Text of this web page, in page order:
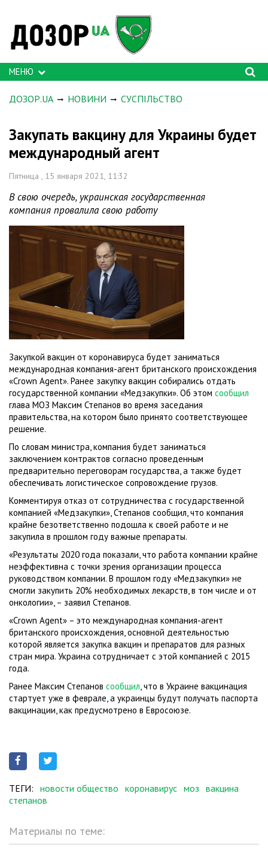
МЕНЮ
ДОЗОР.UA НОВИНИ СУСПІЛЬСТВО
Закупать вакцину для Украины будет
международный агент
Пятница , 15 января 2021, 11:32
В свою очередь, украинская государственная
компания провалила свою работу
Закупкой вакцин от коронавируса будет заниматься
международная компания-агент британского происхождения
«Crown Agent». Ранее закупку вакцин собирались отдать
государственной компании «Медзакупки». Об этом сообщил
глава МОЗ Максим Степанов во время заседания
правительства, на котором было принято соответствующее
решение.
По словам министра, компания будет заниматься
заключением контрактов согласно проведенным
предварительно переговорам государства, а также будет
обеспечивать логистическое сопровождение грузов.
Комментируя отказ от сотрудничества с государственной
компанией «Медзакупки», Степанов сообщил, что компания
крайне безответственно подошла к своей работе и не
закупила в прошлом году важные препараты.
«Результаты 2020 года показали, что работа компании крайне
неэффективна с точки зрения организации процесса
руководством компании. В прошлом году «Медзакупки» не
смогли закупить 20% необходимых лекарств, в том числе и от
онкологии», – заявил Степанов.
«Crown Agent» – это международная компания-агент
британского происхождения, основной деятельностью
которой является закупка вакцин и препаратов для разных
стран мира. Украина сотрудничает с этой компанией с 2015
года.
Ранее Максим Степанов сообщил, что в Украине вакцинация
стартует уже в феврале, а украинцы будут получать паспорта
вакцинации, как предусмотрено в Евросоюзе.
ТЕГИ: новости общество коронавирус моз вакцина
степанов
Материалы по теме: